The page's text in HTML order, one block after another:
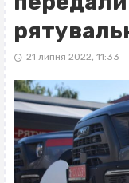
21 липня 2022, 11:33